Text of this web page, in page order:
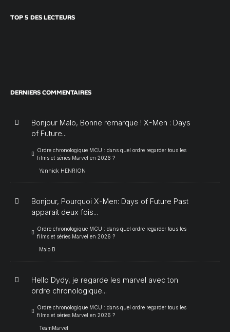
TOP 5 DES LECTEURS
DERNIERS COMMENTAIRES
Bonjour Malo, Bonne remarque ! X-Men : Days
of Future...
Ordre chronologique MCU : dans quel ordre regarder tous les
films et séries Marvel en 2026 ?
Yannick HENRION
Bonjour, Pourquoi X-Men: Days of Future Past
apparait deux fois...
Ordre chronologique MCU : dans quel ordre regarder tous les
films et séries Marvel en 2026 ?
Malo B
Hello Dydy, je regarde les marvel avec ton
ordre chronologique...
Ordre chronologique MCU : dans quel ordre regarder tous les
films et séries Marvel en 2026 ?
TeamMarvel